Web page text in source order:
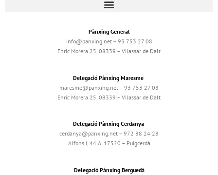
Pànxing General
info@panxing.net – 93 753 27 08
Enric Morera 25, 08339 – Vilassar de Dalt
Delegació Pànxing Maresme
maresme@panxing.net – 93 753 27 08
Enric Morera 25, 08339 – Vilassar de Dalt
Delegació Pànxing Cerdanya
cerdanya@panxing.net – 972 88 24 28
Alfons I, 44 A, 17520 – Puigcerdà
Delegació Pànxing Berguedà